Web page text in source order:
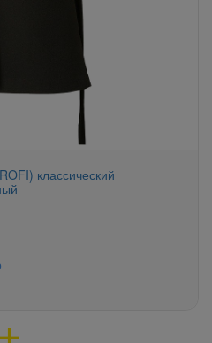
классический